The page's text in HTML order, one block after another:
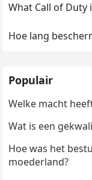
What Call of Duty
Hoe lang
Populair
Welke macht
Wat is een
Hoe was het
moederland?